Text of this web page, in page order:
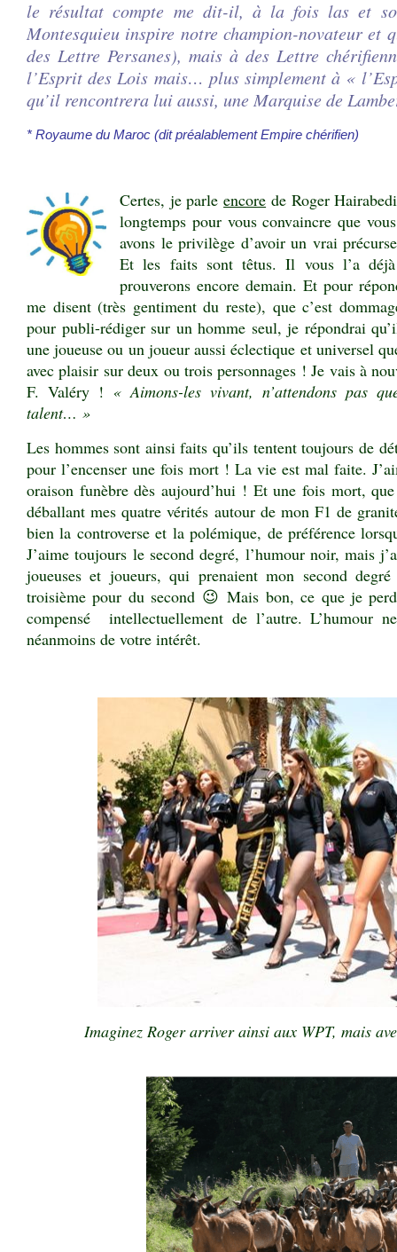
le résultat compte me dit-il, à la fois las et
Montesquieu inspire notre champion-novateur et
des Lettre Persanes), mais à des Lettre
l’Esprit des Lois mais… plus simplement à «
qu’il rencontrera lui aussi, une Marquise de
* Royaume du Maroc (dit préalablement Empire chérifien)
Certes, je parleencore de Roger
longtemps pour vous convaincre que
avons le privilège d’avoir un vrai
Et les faits sont têtus. Il vous l’a
prouverons encore demain. Et pour
me disent (très gentiment du reste), que c’est
pour publi-rédiger sur un homme seul, je répondrai
une joueuse ou un joueur aussi éclectique et universel
avec plaisir sur deux ou trois personnages ! Je vais à
F. Valéry ! « Aimons-les vivant, n’attendons pas
talent… »
Les hommes sont ainsi faits qu’ils tentent toujours de
pour l’encenser une fois mort ! La vie est mal faite.
oraison funèbre dès aujourd’hui ! Et une fois mort,
déballant mes quatre vérités autour de mon F1 de
bien la controverse et la polémique, de préférence
J’aime toujours le second degré, l’humour noir, mais
joueuses et joueurs, qui prenaient mon second
troisième pour du second 😉 Mais bon, ce que je
compensé intellectuellement de l’autre. L’humour
néanmoins de votre intérêt.
Imaginez Roger arriver ainsi aux WPT, mais